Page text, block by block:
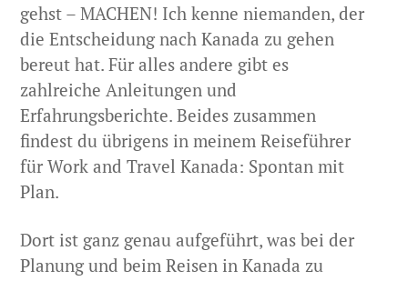
gehst – MACHEN! Ich kenne niemanden, der
die Entscheidung nach Kanada zu gehen
bereut hat. Für alles andere gibt es
zahlreiche Anleitungen und
Erfahrungsberichte. Beides zusammen
findest du übrigens in meinem Reiseführer
für Work and Travel Kanada: Spontan mit
Plan.
Dort ist ganz genau aufgeführt, was bei der
Planung und beim Reisen in Kanada zu